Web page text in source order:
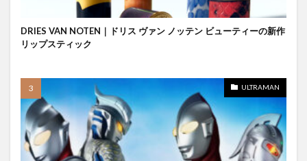
DRIES VAN NOTEN｜ドリス ヴァン ノッテン ビューティーの新作
リップスティック
ULTRAMAN